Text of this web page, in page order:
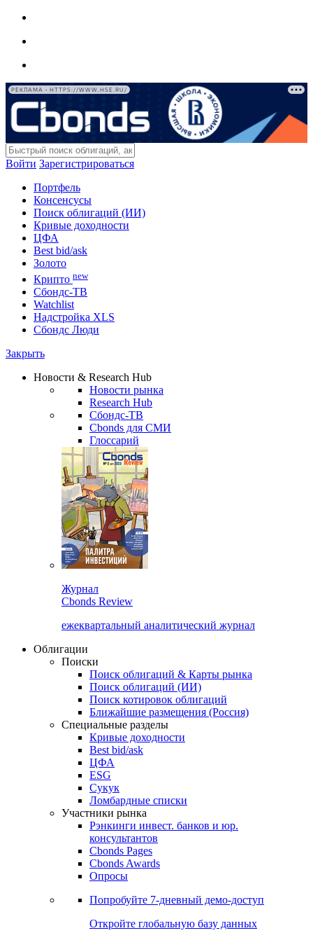
РЕКЛАМА • HTTPS://WWW.HSE.RU/
Войти Зарегистрироваться
Портфель
Консенсусы
Поиск облигаций (ИИ)
Кривые доходности
ЦФА
Best bid/ask
Золото
Крипто new
Сбондс-ТВ
Watchlist
Надстройка XLS
Сбондс Люди
Закрыть
Новости & Research Hub
Новости рынка
Research Hub
Сбондс-ТВ
Cbonds для СМИ
Глоссарий
Журнал
Cbonds Review
ежеквартальный аналитический журнал
Облигации
Поиски
Поиск облигаций & Карты рынка
Поиск облигаций (ИИ)
Поиск котировок облигаций
Ближайшие размещения (Россия)
Специальные разделы
Кривые доходности
Best bid/ask
ЦФА
ESG
Сукук
Ломбардные списки
Участники рынка
Рэнкинги инвест. банков и юр.
консультантов
Cbonds Pages
Cbonds Awards
Опросы
Попробуйте 7-дневный демо-доступ
Откройте глобальную базу данных